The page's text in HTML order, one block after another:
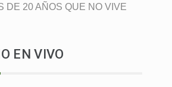
DE 20 AÑOS QUE NO VIVE
EN VIVO